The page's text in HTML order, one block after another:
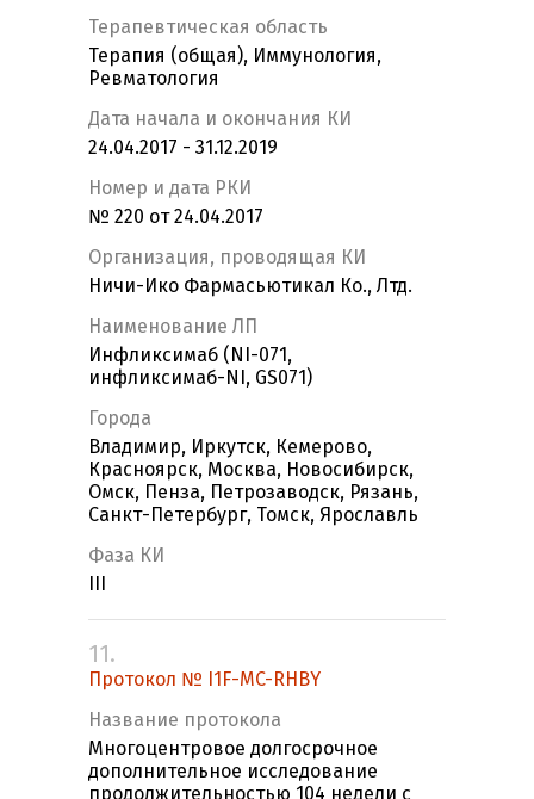
Терапевтическая область
Терапия (общая), Иммунология,
Ревматология
Дата начала и окончания КИ
24.04.2017 - 31.12.2019
Номер и дата РКИ
№ 220 от 24.04.2017
Организация, проводящая КИ
Ничи-Ико Фармасьютикал Ко., Лтд.
Наименование ЛП
Инфликсимаб (NI-071,
инфликсимаб-NI, GS071)
Города
Владимир, Иркутск, Кемерово,
Красноярск, Москва, Новосибирск,
Омск, Пенза, Петрозаводск, Рязань,
Санкт-Петербург, Томск, Ярославль
Фаза КИ
11.
Протокол № I1F-MC-RHBY
Название протокола
Многоцентровое долгосрочное
дополнительное исследование
продолжительностью 104 недели с